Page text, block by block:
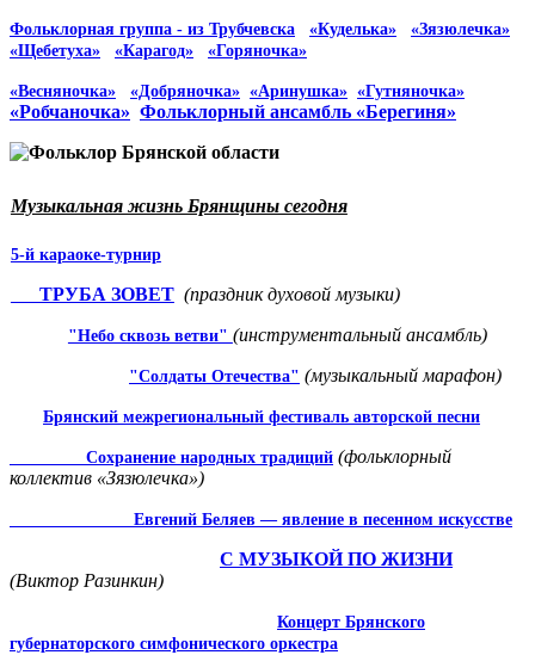
Фольклорная группа - из Трубчевска «Куделька»
«Зязюлечка»
«Щебетуха»
«Карагод» «Горяночка»
«Весняночка» «Добряночка» «Аринушка» «Гутняночка»
«Робчаночка» Фольклорный ансамбль «Берегиня»
Музыкальная жизнь Брянщины сегодня
5-й караоке-турнир
ТРУБА ЗОВЕТ (праздник духовой музыки)
"Небо сквозь ветви" (инструментальный ан­самбль)
"Сол­даты Отечества" (музыкальный марафон)
Брянский межрегиональ­ный фестиваль авторской пес­ни
Сохранение народных традиций (фольклорный
коллектив «Зязюлечка»)
Евгений Беляев — явление в песенном искусстве
С МУЗЫКОЙ ПО ЖИЗНИ
(Виктор Разинкин)
Концерт Брянского
губернаторского симфонического оркестра